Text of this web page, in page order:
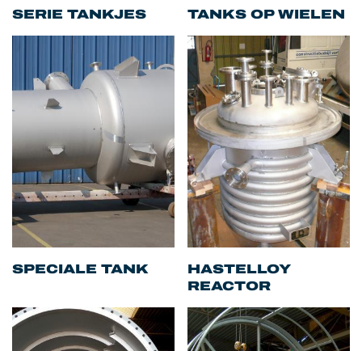
SERIE TANKJES TANKS OP WIELEN
SPECIALE TANK
HASTELLOY
REACTOR